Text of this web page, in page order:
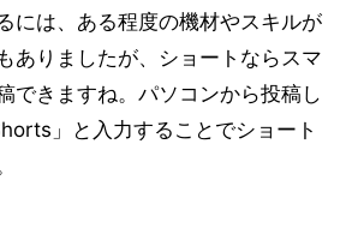
には、ある程度の機材やスキルが
ありましたが、ショートならスマ
できますね。パソコンから投稿し
」と入力することでショート